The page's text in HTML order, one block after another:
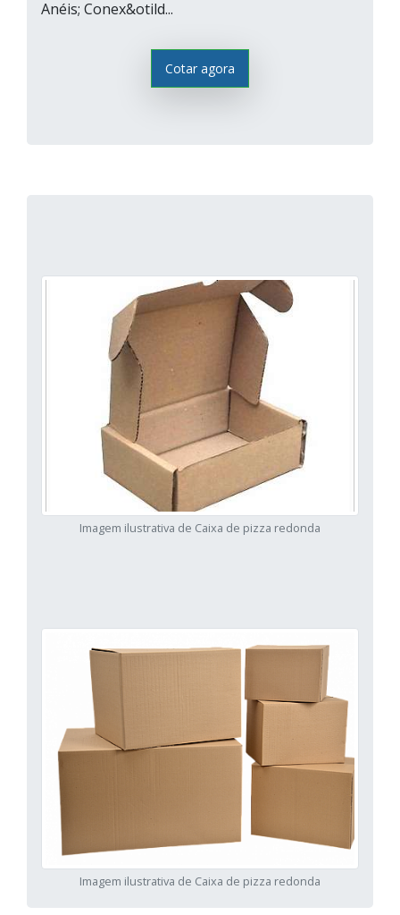
Anéis; Conex&otild...
Cotar agora
Imagem ilustrativa de Caixa de pizza redonda
Imagem ilustrativa de Caixa de pizza redonda